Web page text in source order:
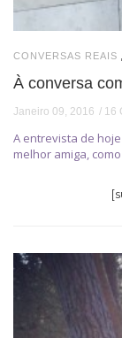
CONVERSAS REAIS
À conversa
Janeiro 09, 2016 16
A entrevista de
melhor amiga,